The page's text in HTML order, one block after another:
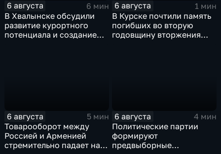
6 августа
6 мин
В Хвалынске обсудили
развитие курортного
потенциала и создание
6 августа
1 мин
В Курске почтили память
погибших во вторую
годовщину вторжения
6 августа
5 мин
Товарооборот между
Россией и Арменией
стремительно падает на
6 августа
4 мин
Политические партии
формируют
предвыборные